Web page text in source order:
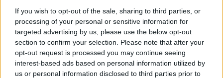
If you wish to opt-out of the sale, sharing to third parties, or
processing of your personal or sensitive information for
targeted advertising by us, please use the below opt-out
section to confirm your selection. Please note that after your
opt-out request is processed you may continue seeing
interest-based ads based on personal information utilized by
us or personal information disclosed to third parties prior to
Ezeket a posztapokaliptikus játékokat próbáld ki, ha
már végeztél a Fallout szériával
| 2024.05.04 18:12
Proto-Falloutot, filmes adaptációt, zombis, robotdinós és
kelet-európai világvégét is ajánlunk.